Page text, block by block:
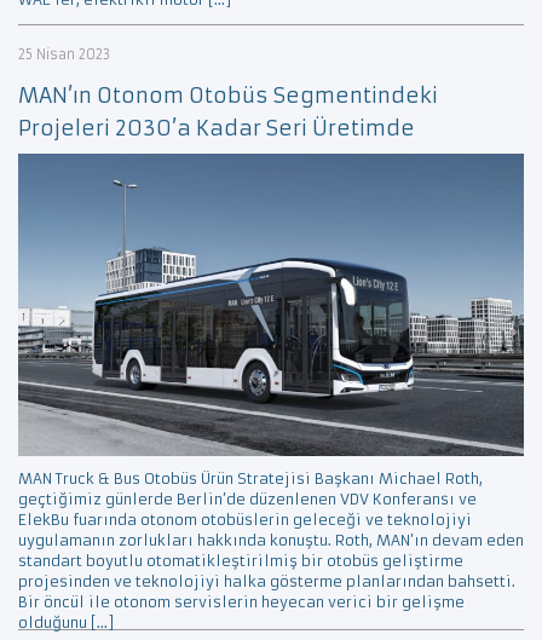
25 Nisan 2023
MAN’ın Otonom Otobüs Segmentindeki
Projeleri 2030’a Kadar Seri Üretimde
MAN Truck & Bus Otobüs Ürün Stratejisi Başkanı Michael Roth,
geçtiğimiz günlerde Berlin’de düzenlenen VDV Konferansı ve
ElekBu fuarında otonom otobüslerin geleceği ve teknolojiyi
uygulamanın zorlukları hakkında konuştu. Roth, MAN’ın devam eden
standart boyutlu otomatikleştirilmiş bir otobüs geliştirme
projesinden ve teknolojiyi halka gösterme planlarından bahsetti.
Bir öncül ile otonom servislerin heyecan verici bir gelişme
olduğunu […]